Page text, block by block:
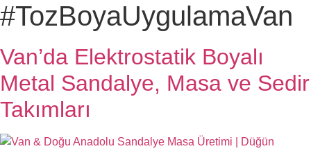
#TozBoyaUygulamaVan
Van’da Elektrostatik Boyalı
Metal Sandalye, Masa ve Sedir
Takımları